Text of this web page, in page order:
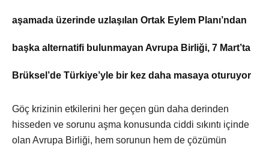
aşamada üzerinde uzlaşılan Ortak Eylem Planı’ndan
başka alternatifi bulunmayan Avrupa Birliği, 7 Mart’ta
Brüksel’de Türkiye’yle bir kez daha masaya oturuyor
Göç krizinin etkilerini her geçen gün daha derinden
hisseden ve sorunu aşma konusunda ciddi sıkıntı içinde
olan Avrupa Birliği, hem sorunun hem de çözümün